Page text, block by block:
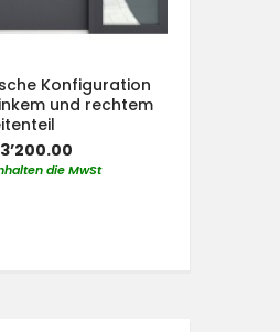
Konfiguration
und rechtem
die MwSt